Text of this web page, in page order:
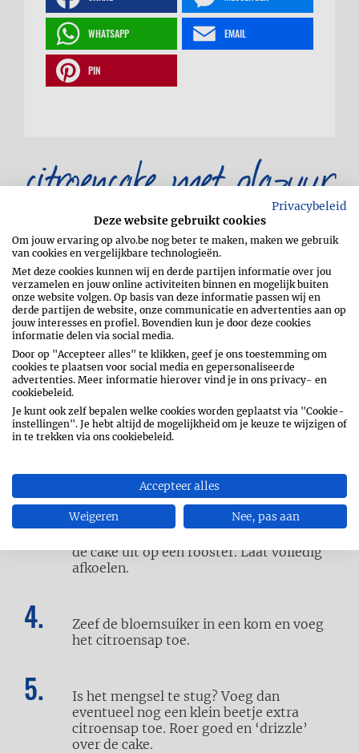
WHATSAPP EMAIL
PIN
citroencake met glazuur
Beboter een cakevorm en bekleed met
bakpapier.
Klop de boter met de suiker en de
citroenschil tot een romige massa. Voeg
de eieren één voor één toe. Blijf
ondertussen kloppen. Spatel de bloem en
180 °C voorverwarmde oven.
de cake uit op een rooster. Laat volledig
afkoelen.
Zeef de bloemsuiker in een kom en voeg
het citroensap toe.
Is het mengsel te stug? Voeg dan
eventueel nog een klein beetje extra
citroensap toe. Roer goed en ‘drizzle’
over de cake.
Privacybeleid
Deze website gebruikt cookies
Om jouw ervaring op alvo.be nog beter te maken, maken we gebruik
van cookies en vergelijkbare technologieën.
Met deze cookies kunnen wij en derde partijen informatie over jou
verzamelen en jouw online activiteiten binnen en mogelijk buiten
onze website volgen. Op basis van deze informatie passen wij en
derde partijen de website, onze communicatie en advertenties aan op
jouw interesses en profiel. Bovendien kun je door deze cookies
informatie delen via social media.
Door op "Accepteer alles" te klikken, geef je ons toestemming om
cookies te plaatsen voor social media en gepersonaliseerde
advertenties. Meer informatie hierover vind je in ons privacy- en
cookiebeleid.
Je kunt ook zelf bepalen welke cookies worden geplaatst via "Cookie-
instellingen". Je hebt altijd de mogelijkheid om je keuze te wijzigen of
in te trekken via ons cookiebeleid.
Accepteer alles
Weigeren Nee, pas aan